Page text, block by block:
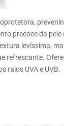
precoce da
levíssima,
refrescante.
raios UVA e UVB.